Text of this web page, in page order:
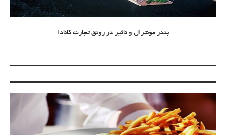
بندر مونترال و تاثیر در رونق تجارت کانادا